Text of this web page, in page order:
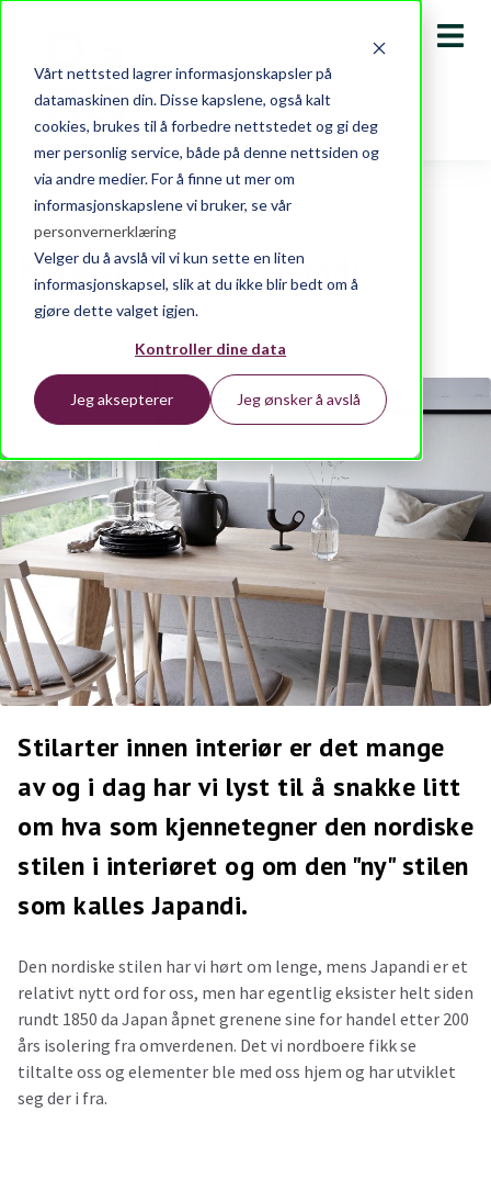
Vårt nettsted lagrer informasjonskapsler på
datamaskinen din. Disse kapslene, også kalt
cookies, brukes til å forbedre nettstedet og gi deg
mer personlig service, både på denne nettsiden og
via andre medier. For å finne ut mer om
informasjonskapslene vi bruker, se vår
personvernerklæring
Velger du å avslå vil vi kun sette en liten
informasjonskapsel, slik at du ikke blir bedt om å
gjøre dette valget igjen.
Kontroller dine data
Jeg aksepterer Jeg ønsker å avslå
Tips og råd
Nordisk Stil og Japandi
Marianne Hafskjold
Oct 4, 2023 4:05:28 PM
Stilarter innen interiør er det mange
av og i dag har vi lyst til å snakke litt
om hva som kjennetegner den nordiske
stilen i interiøret og om den "ny" stilen
som kalles Japandi.
Den nordiske stilen har vi hørt om lenge, mens Japandi er et
relativt nytt ord for oss, men har egentlig eksister helt siden
rundt 1850 da Japan åpnet grenene sine for handel etter 200
års isolering fra omverdenen. Det vi nordboere fikk se
tiltalte oss og elementer ble med oss hjem og har utviklet
seg der i fra.